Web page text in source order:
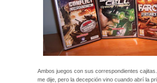
Ambos juegos con sus correspondientes
me dije, pero la decepción vino cuando abrí la